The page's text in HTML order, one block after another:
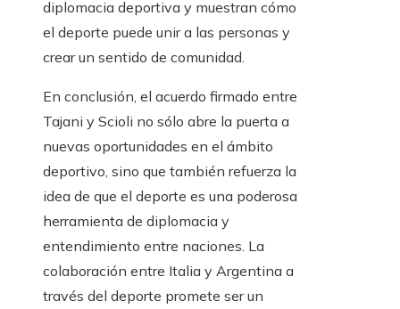
diplomacia deportiva y muestran cómo
el deporte puede unir a las personas y
crear un sentido de comunidad.
En conclusión, el acuerdo firmado entre
Tajani y Scioli no sólo abre la puerta a
nuevas oportunidades en el ámbito
deportivo, sino que también refuerza la
idea de que el deporte es una poderosa
herramienta de diplomacia y
entendimiento entre naciones. La
colaboración entre Italia y Argentina a
través del deporte promete ser un